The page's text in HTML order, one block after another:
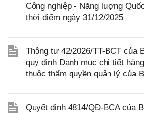
Công nghiệp - Năng lượng
thời điểm ngày 31/12/2025
Thông tư 42/2026/TT-BCT của
quy định Danh mục chi tiết
thuộc thẩm quyền quản lý của
Quyết định 4814/QĐ-BCA của